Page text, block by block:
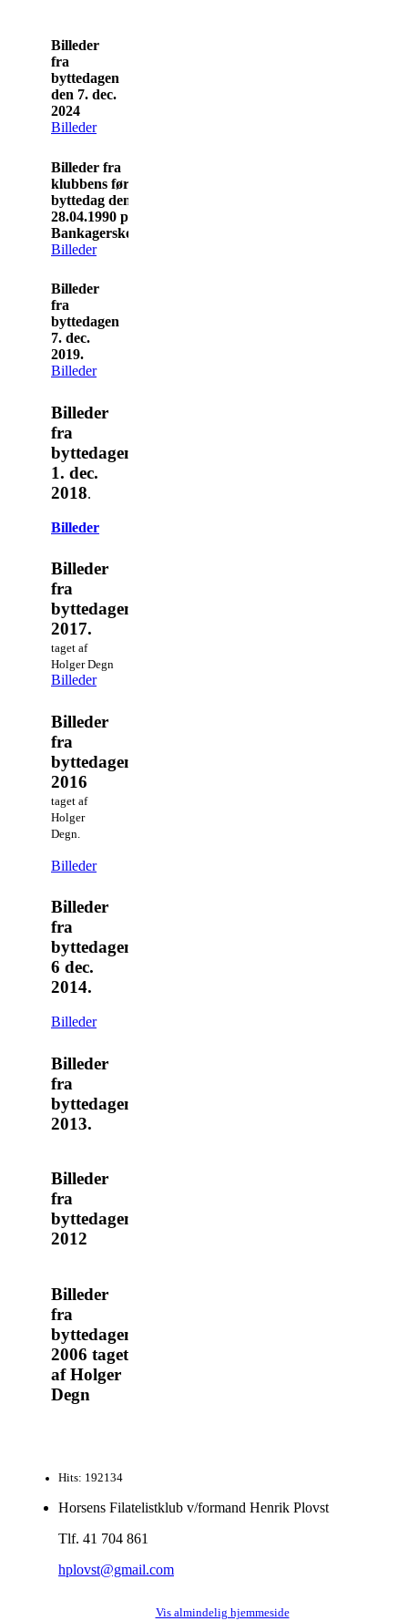
Billeder
fra
byttedagen
den 7. dec.
2024
Billeder
Billeder fra
klubbens første
byttedag den
28.04.1990 på
Bankagerskolen.
Billeder
Billeder
fra
byttedagen
7. dec.
2019.
Billeder
Billeder
fra
byttedagen
1. dec.
2018.
Billeder
Billeder
fra
byttedagen
2017.
taget af
Holger Degn
Billeder
Billeder
fra
byttedagen
2016
taget af
Holger
Degn.
Billeder
Billeder
fra
byttedagen
6 dec.
2014.
Billeder
Billeder
fra
byttedagen
2013.
Billeder
fra
byttedagen
2012
Billeder
fra
byttedagen
2006 taget
af Holger
Degn
Hits: 192134
Horsens Filatelistklub v/formand Henrik Plovst
Tlf. 41 704 861
hplovst@gmail.com
Vis almindelig hjemmeside